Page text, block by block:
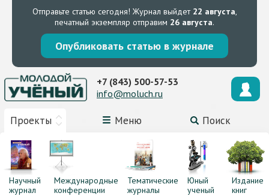
Отправьте статью сегодня! Журнал выйдет 22 августа,
печатный экземпляр отправим 26 августа.
Опубликовать статью в журнале
Проекты Меню Поиск
+7 (843) 500-57-53
info@moluch.ru
Научный
журнал
Международные
конференции
Тематические
журналы
Юный
ученый
Издание
книг